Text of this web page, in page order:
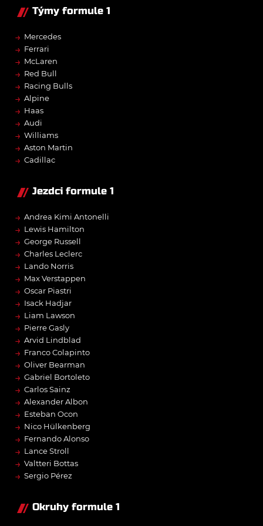
Týmy formule 1
→ Mercedes
→ Ferrari
→ McLaren
→ Red Bull
→ Racing Bulls
→ Alpine
→ Haas
→ Audi
→ Williams
→ Aston Martin
→ Cadillac
Jezdci formule 1
→ Andrea Kimi Antonelli
→ Lewis Hamilton
→ George Russell
→ Charles Leclerc
→ Lando Norris
→ Max Verstappen
→ Oscar Piastri
→ Isack Hadjar
→ Liam Lawson
→ Pierre Gasly
→ Arvid Lindblad
→ Franco Colapinto
→ Oliver Bearman
→ Gabriel Bortoleto
→ Carlos Sainz
→ Alexander Albon
→ Esteban Ocon
→ Nico Hülkenberg
→ Fernando Alonso
→ Lance Stroll
→ Valtteri Bottas
→ Sergio Pérez
Okruhy formule 1